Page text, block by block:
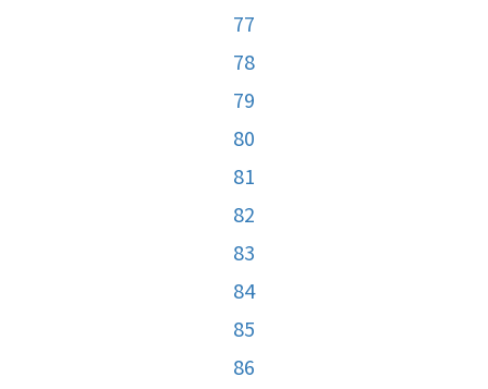
77
78
79
80
81
82
83
84
85
86